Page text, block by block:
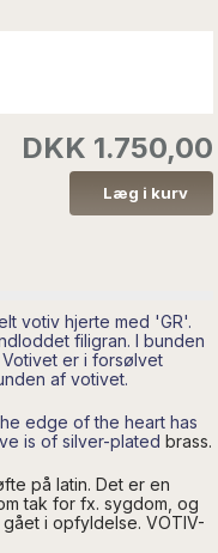
DKK 1.750,00
votiv hjerte med 'GR'.
filigran. I bunden
Votivet er i forsølvet
af votivet.
edge of the heart has
is ofsilver-plated brass.
på latin. Det er en
tak for fx. sygdom, og
i opfyldelse. VOTIV-